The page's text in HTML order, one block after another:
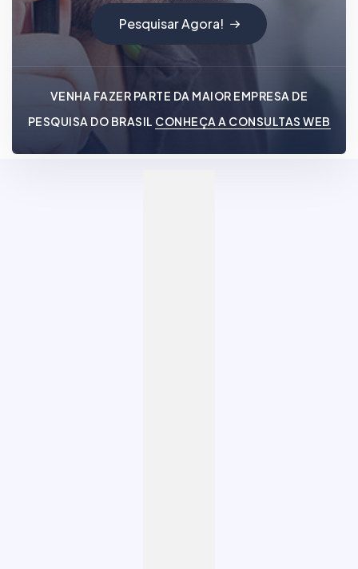
Pesquisar Agora!
VENHA FAZER PARTE DA MAIOR EMPRESA DE
PESQUISA DO BRASIL CONHEÇA A CONSULTAS WEB